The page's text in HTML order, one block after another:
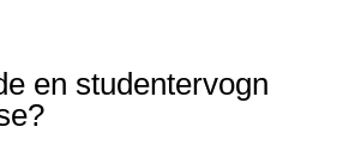
en studentervogn